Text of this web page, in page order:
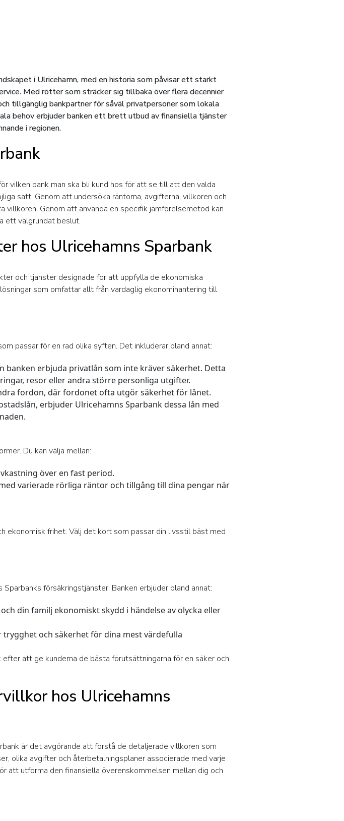
i Ulricehamn, med en historia som påvisar ett starkt
Med rötter som sträcker sig tillbaka över flera decennier
tillgänglig bankpartner för såväl privatpersoner som lokala
behov erbjuder banken ett brett utbud av finansiella tjänster
i regionen.
vilken bank man ska bli kund hos för att se till att den valda
sätt. Genom att undersöka räntorna, avgifterna, villkoren och
villkoren. Genom att använda en specifik jämförelsemetod kan
ett välgrundat beslut.
hos Ulricehamns Sparbank
och tjänster designade för att uppfylla de ekonomiska
som omfattar allt från vardaglig ekonomihantering till
passar för en rad olika syften. Det inkluderar bland annat:
erbjuda privatlån som inte kräver säkerhet. Detta
resor eller andra större personliga utgifter.
fordon, där fordonet ofta utgör säkerhet för lånet.
erbjuder Ulricehamns Sparbank dessa lån med
Du kan välja mellan:
över en fast period.
varierade rörliga räntor och tillgång till dina pengar när
ekonomisk frihet. Välj det kort som passar din livsstil bäst med
försäkringstjänster. Banken erbjuder bland annat:
din familj ekonomiskt skydd i händelse av olycka eller
och säkerhet för dina mest värdefulla
att ge kunderna de bästa förutsättningarna för en säker och
hos Ulricehamns
är det avgörande att förstå de detaljerade villkoren som
olika avgifter och återbetalningsplaner associerade med varje
att utforma den finansiella överenskommelsen mellan dig och